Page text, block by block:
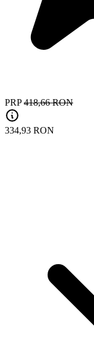
PRP 418,66 RON
334,93 RON